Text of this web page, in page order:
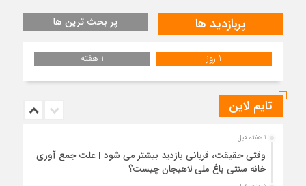
پربازدید ها پر بحث ترین ها
1 روز 1 هفته
تایم لاین
1 هفته قبل
وقتی حقیقت، قربانی بازدید بیشتر می شود | علت جمع آوری
خانه سنتی باغ ملی لاهیجان چیست؟